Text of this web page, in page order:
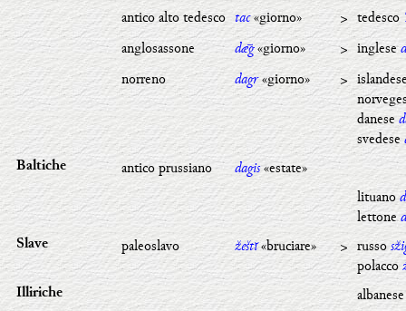
antico alto tedesco tac«giorno» > tedesco
anglosassone
dæġ«giorno» > inglese
norreno
dagr«giorno» >
danese
svedese
Baltiche antico prussiano dagis«estate»
lituano
lettone
Slave paleoslavo žeštĭ«bruciare» > russo
polacco
Illiriche